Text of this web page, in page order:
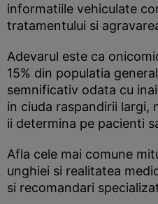
informatiile vehiculate
tratamentului si
Adevarul este ca
15% din populatia
semnificativ odata cu
in ciuda raspandirii largi,
ii determina pe pacienti
Afla cele mai comune
unghiei si realitatea
si recomandari